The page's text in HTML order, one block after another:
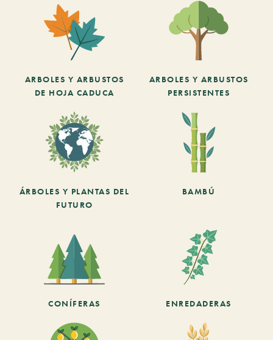
ARBOLES Y ARBUSTOS
DE HOJA CADUCA
ARBOLES Y ARBUSTOS
PERSISTENTES
ÁRBOLES Y PLANTAS DEL
FUTURO
BAMBÚ
CONÍFERAS ENREDADERAS